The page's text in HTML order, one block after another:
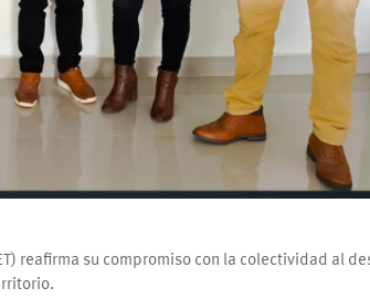
reafirma su compromiso con la colectividad al